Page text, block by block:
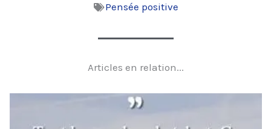
Pensée positive
Articles en relation...